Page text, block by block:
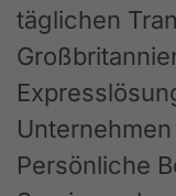
täglichen
Persönliche